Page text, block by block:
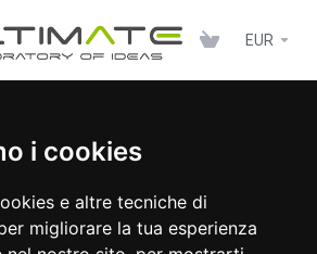
i cookies
e altre tecniche di
migliorare la tua esperienza
EUR